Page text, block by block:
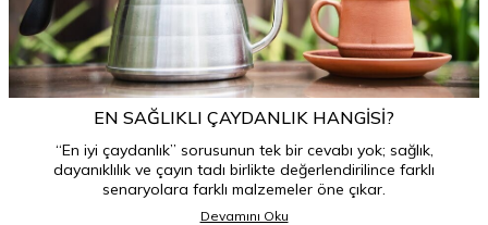
EN SAĞLIKLI ÇAYDANLIK HANGISI?
“En iyi çaydanlık” sorusunun tek bir cevabı yok; sağlık,
dayanıklılık ve çayın tadı birlikte değerlendirilince farklı
senaryolara farklı malzemeler öne çıkar.
Devamını Oku